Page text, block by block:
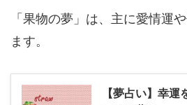
「果物の夢」は、主に愛情運
ます。
【夢占い】幸